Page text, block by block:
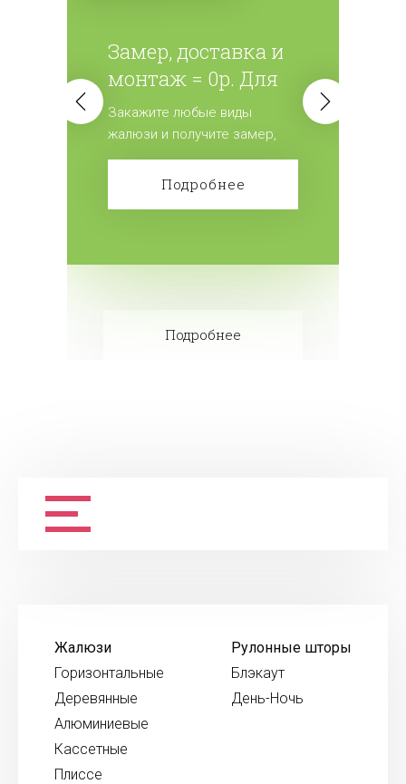
Замер, доставка и
монтаж = 0р. Для
всех жалюзи.
Закажите любые виды
жалюзи и получите замер,
доставку и монтаж
бесплатно! Сделайте заказ!
Подробнее
Подробнее
Жалюзи
Горизонтальные
Деревянные
Алюминиевые
Кассетные
Плиссе
Рулонные шторы
Блэкаут
День-Ночь